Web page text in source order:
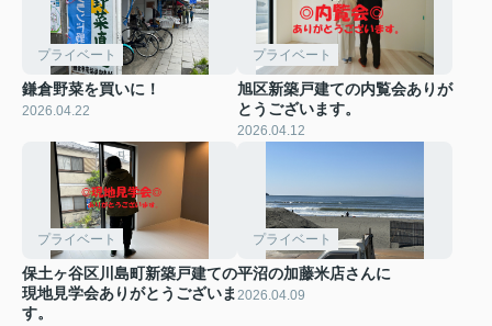
プライベート
鎌倉野菜を買いに！
2026.04.22
プライベート
旭区新築戸建ての内覧会ありが
とうございます。
2026.04.12
プライベート
保土ヶ谷区川島町新築戸建ての
現地見学会ありがとうございま
す。
プライベート
平沼の加藤米店さんに
2026.04.09